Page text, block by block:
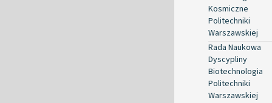
Kosmiczne
Politechniki
Warszawskiej
Rada Naukowa
Dyscypliny
Biotechnologia
Politechniki
Warszawskiej